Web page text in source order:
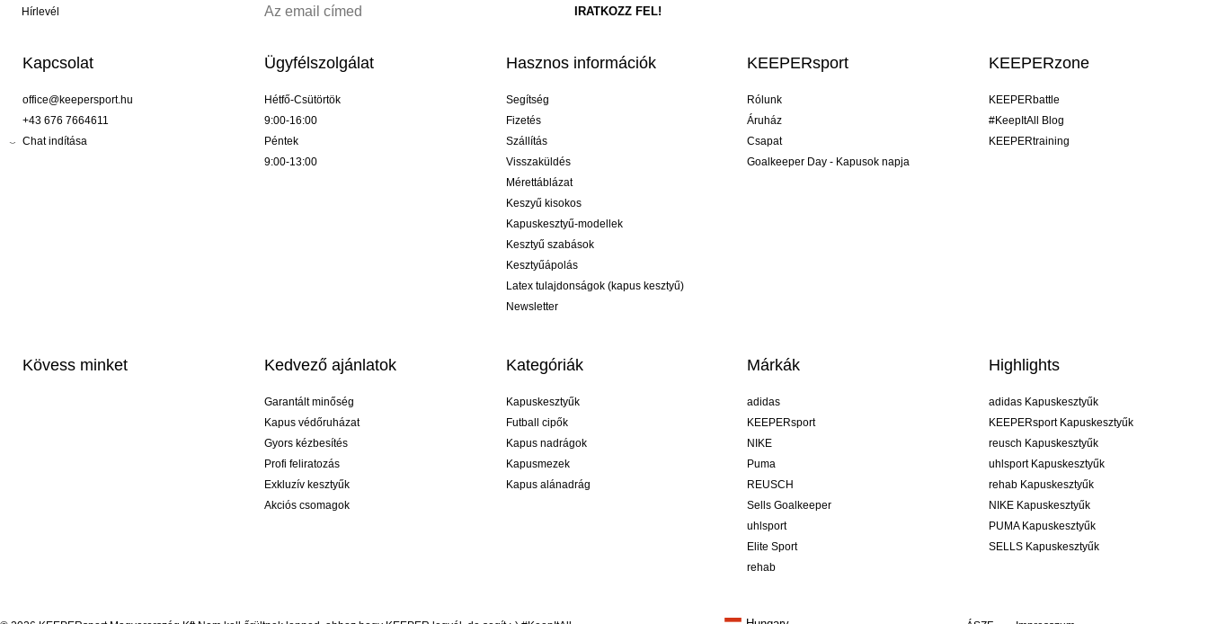
Hírlevél
Kapcsolat
office@keepersport.hu
+43 676 7664611
Chat indítása
Ügyfélszolgálat
Hétfő-Csütörtök
9:00-16:00
Péntek
9:00-13:00
Hasznos információk
Segítség
Fizetés
Szállítás
Visszaküldés
Mérettáblázat
Keszyű kisokos
Kapuskesztyű-modellek
Kesztyű szabások
Kesztyűápolás
Latex tulajdonságok (kapus kesztyű)
Newsletter
KEEPERsport
Rólunk
Áruház
Csapat
Goalkeeper Day - Kapusok napja
KEEPERzone
KEEPERbattle
#KeepItAll Blog
KEEPERtraining
Kövess minket Kedvező ajánlatok
Garantált minőség
Kapus védőruházat
Gyors kézbesítés
Profi feliratozás
Exkluzív kesztyűk
Akciós csomagok
Kategóriák
Kapuskesztyűk
Futball cipők
Kapus nadrágok
Kapusmezek
Kapus alánadrág
Márkák
adidas
KEEPERsport
NIKE
Puma
REUSCH
Sells Goalkeeper
uhlsport
Elite Sport
rehab
Highlights
adidas Kapuskesztyűk
KEEPERsport Kapuskesztyűk
reusch Kapuskesztyűk
uhlsport Kapuskesztyűk
rehab Kapuskesztyűk
NIKE Kapuskesztyűk
PUMA Kapuskesztyűk
SELLS Kapuskesztyűk